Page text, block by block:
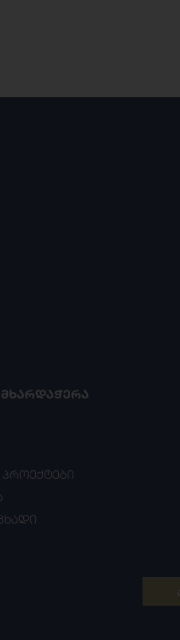
ᲛᲮᲐᲠᲓᲐᲭᲔᲠᲐ